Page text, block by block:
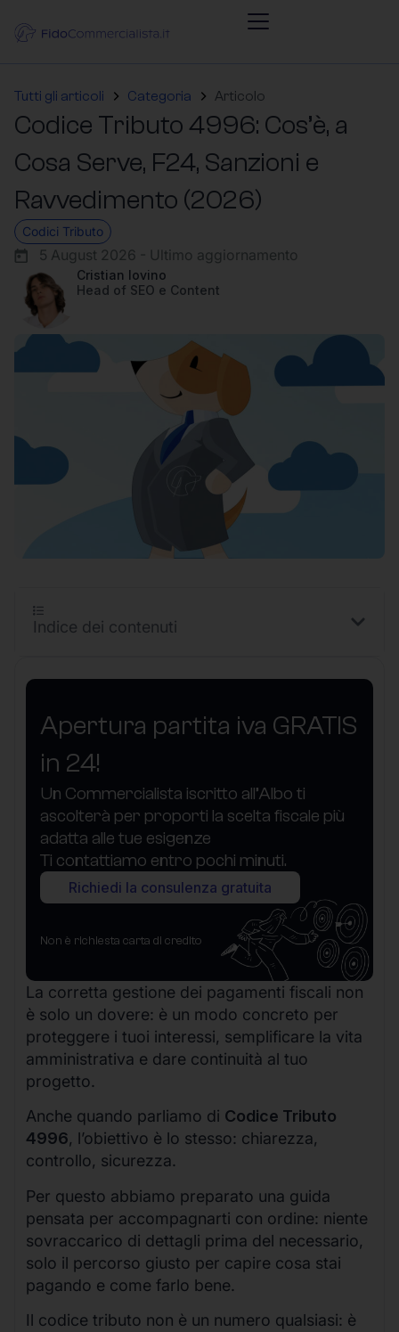
Tutti gli articoli Categoria Articolo
Codice Tributo 4996: Cos’è, a
Cosa Serve, F24, Sanzioni e
Ravvedimento (2026)
Codici Tributo
5 August 2026 - Ultimo aggiornamento
Cristian Iovino
Head of SEO e Content
Apertura partita iva GRATIS
in 24!
Un Commercialista iscritto all’Albo ti
ascolterà per proporti la scelta fiscale più
adatta alle tue esigenze
Ti contattiamo entro pochi minuti.
Richiedi la consulenza gratuita
Non è richiesta carta di credito
La corretta gestione dei pagamenti fiscali non
è solo un dovere: è un modo concreto per
proteggere i tuoi interessi, semplificare la vita
amministrativa e dare continuità al tuo
progetto.
Anche quando parliamo di Codice Tributo
4996, l’obiettivo è lo stesso: chiarezza,
controllo, sicurezza.
Per questo abbiamo preparato una guida
pensata per accompagnarti con ordine: niente
sovraccarico di dettagli prima del necessario,
solo il percorso giusto per capire cosa stai
pagando e come farlo bene.
Il codice tributo non è un numero qualsiasi: è
Indice dei contenuti